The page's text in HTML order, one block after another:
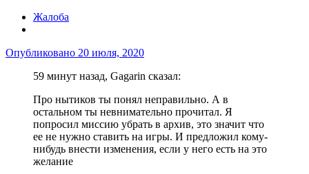
Жалоба
Опубликовано 20 июля, 2020
59 минут назад, Gagarin сказал:
Про нытиков ты понял неправильно. А в
остальном ты невнимательно прочитал. Я
попросил миссию убрать в архив, это значит что
ее не нужно ставить на игры. И предложил кому-
нибудь внести изменения, если у него есть на это
желание